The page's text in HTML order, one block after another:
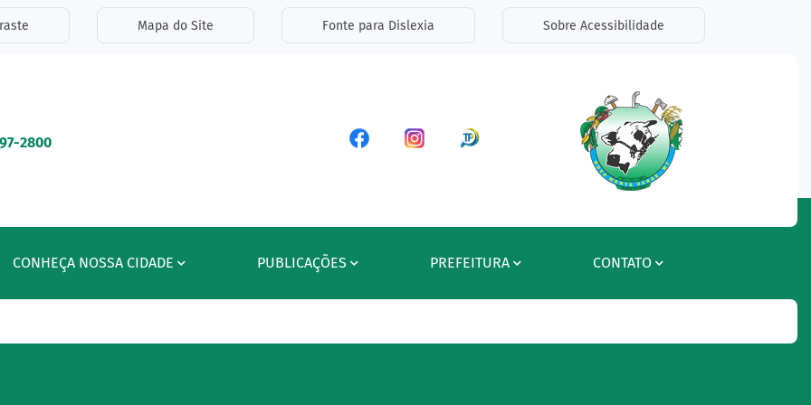
de acessibilidade
Mapa do Site Fonte para Dislexia Sobre Acessibilidade
2800 Acessar a Rede Social Facebook
Acessar a Rede Social Instagram
Acessar a Rede Social Radar
CONHEÇA NOSSA CIDADE PUBLICAÇÕES PREFEITURA CONTATO